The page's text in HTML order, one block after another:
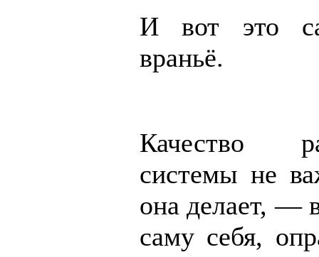
И вот это
враньё.
Качество
системы не
она делает, —
саму себя,